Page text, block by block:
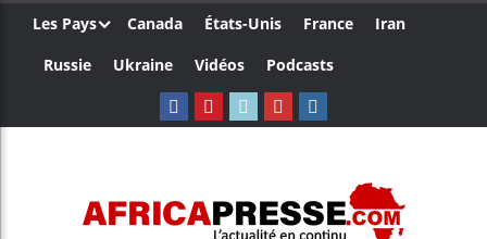
Les Pays Canada États-Unis France
Iran
Russie
Ukraine Vidéos Podcasts